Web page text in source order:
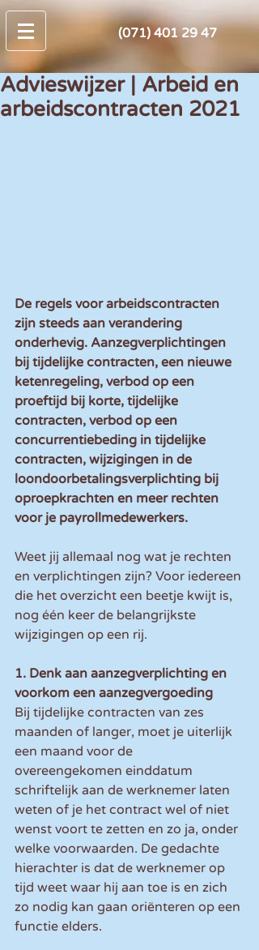
(071) 401 29 47
Advieswijzer | Arbeid en
arbeidscontracten 2021
De regels voor arbeidscontracten
zijn steeds aan verandering
onderhevig. Aanzegverplichtingen
bij tijdelijke contracten, een nieuwe
ketenregeling, verbod op een
proeftijd bij korte, tijdelijke
contracten, verbod op een
concurrentiebeding in tijdelijke
contracten, wijzigingen in de
loondoorbetalingsverplichting bij
oproepkrachten en meer rechten
voor je payrollmedewerkers.
Weet jij allemaal nog wat je rechten
en verplichtingen zijn? Voor iedereen
die het overzicht een beetje kwijt is,
nog één keer de belangrijkste
wijzigingen op een rij.
1. Denk aan aanzegverplichting en
voorkom een aanzegvergoeding
Bij tijdelijke contracten van zes
maanden of langer, moet je uiterlijk
een maand voor de
overeengekomen einddatum
schriftelijk aan de werknemer laten
weten of je het contract wel of niet
wenst voort te zetten en zo ja, onder
welke voorwaarden. De gedachte
hierachter is dat de werknemer op
tijd weet waar hij aan toe is en zich
zo nodig kan gaan oriënteren op een
functie elders.